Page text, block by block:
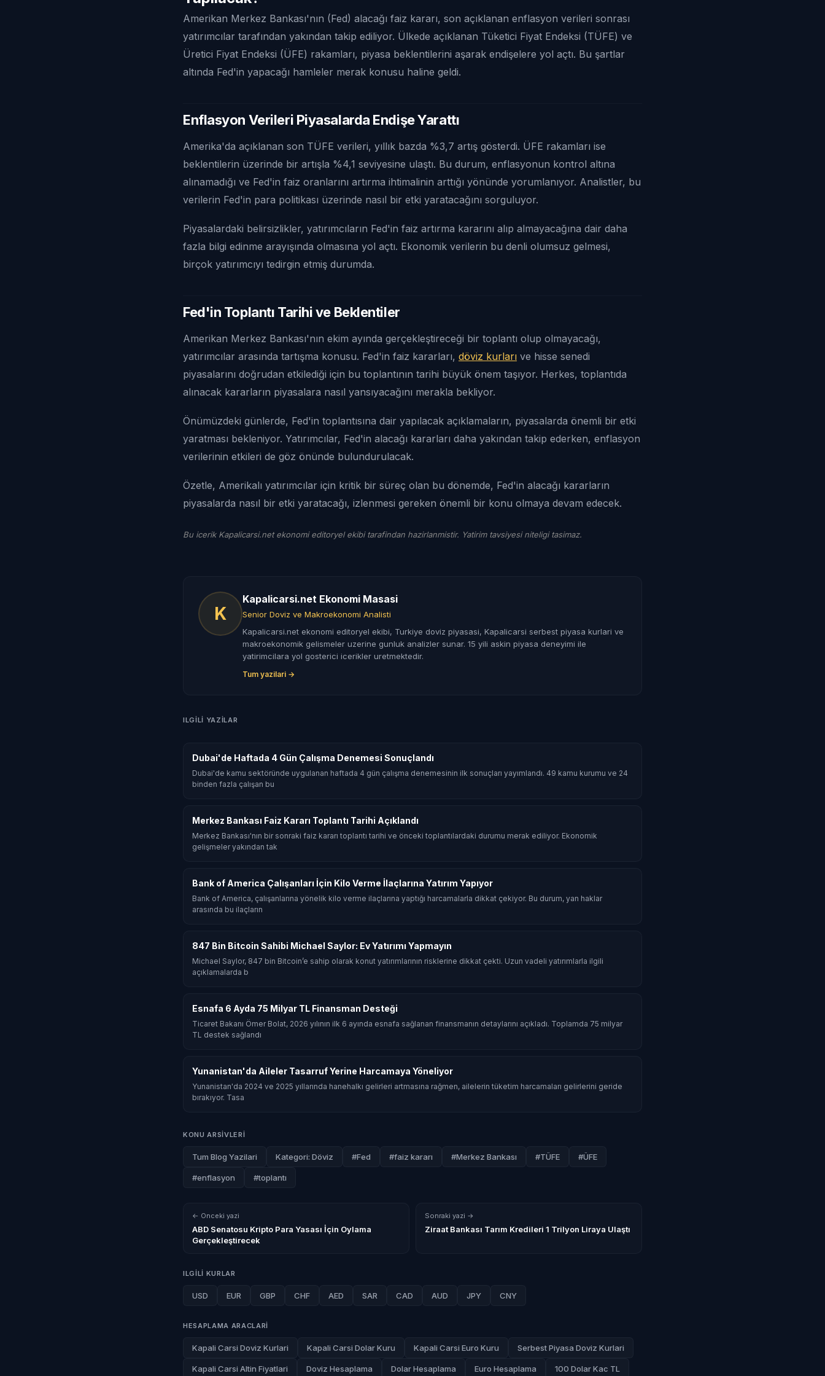
Amerikan Merkez Bankası'nın (Fed) alacağı faiz kararı, son açıklanan enflasyon verileri sonrası
yatırımcılar tarafından yakından takip ediliyor. Ülkede açıklanan Tüketici Fiyat Endeksi (TÜFE) ve
Üretici Fiyat Endeksi (ÜFE) rakamları, piyasa beklentilerini aşarak endişelere yol açtı. Bu şartlar
altında Fed'in yapacağı hamleler merak konusu haline geldi.
Enflasyon Verileri Piyasalarda Endişe Yarattı
Amerika'da açıklanan son TÜFE verileri, yıllık bazda %3,7 artış gösterdi. ÜFE rakamları ise
beklentilerin üzerinde bir artışla %4,1 seviyesine ulaştı. Bu durum, enflasyonun kontrol altına
alınamadığı ve Fed'in faiz oranlarını artırma ihtimalinin arttığı yönünde yorumlanıyor. Analistler, bu
verilerin Fed'in para politikası üzerinde nasıl bir etki yaratacağını sorguluyor.
Piyasalardaki belirsizlikler, yatırımcıların Fed'in faiz artırma kararını alıp almayacağına dair daha
fazla bilgi edinme arayışında olmasına yol açtı. Ekonomik verilerin bu denli olumsuz gelmesi,
birçok yatırımcıyı tedirgin etmiş durumda.
Fed'in Toplantı Tarihi ve Beklentiler
Amerikan Merkez Bankası'nın ekim ayında gerçekleştireceği bir toplantı olup olmayacağı,
yatırımcılar arasında tartışma konusu. Fed'in faiz kararları, döviz kurları ve hisse senedi
piyasalarını doğrudan etkilediği için bu toplantının tarihi büyük önem taşıyor. Herkes, toplantıda
alınacak kararların piyasalara nasıl yansıyacağını merakla bekliyor.
Önümüzdeki günlerde, Fed'in toplantısına dair yapılacak açıklamaların, piyasalarda önemli bir etki
yaratması bekleniyor. Yatırımcılar, Fed'in alacağı kararları daha yakından takip ederken, enflasyon
verilerinin etkileri de göz önünde bulundurulacak.
Özetle, Amerikalı yatırımcılar için kritik bir süreç olan bu dönemde, Fed'in alacağı kararların
piyasalarda nasıl bir etki yaratacağı, izlenmesi gereken önemli bir konu olmaya devam edecek.
Bu icerik Kapalicarsi.net ekonomi editoryel ekibi tarafindan hazirlanmistir. Yatirim tavsiyesi niteligi tasimaz.
K
Kapalicarsi.net Ekonomi Masasi
Senior Doviz ve Makroekonomi Analisti
Kapalicarsi.net ekonomi editoryel ekibi, Turkiye doviz piyasasi, Kapalicarsi serbest piyasa kurlari ve
makroekonomik gelismeler uzerine gunluk analizler sunar. 15 yili askin piyasa deneyimi ile
yatirimcilara yol gosterici icerikler uretmektedir.
Tum yazilari →
ILGILI YAZILAR
Dubai'de Haftada 4 Gün Çalışma Denemesi Sonuçlandı
Dubai'de kamu sektöründe uygulanan haftada 4 gün çalışma denemesinin ilk sonuçları yayımlandı. 49 kamu kurumu ve 24
binden fazla çalışan bu
Merkez Bankası Faiz Kararı Toplantı Tarihi Açıklandı
Merkez Bankası'nın bir sonraki faiz kararı toplantı tarihi ve önceki toplantılardaki durumu merak ediliyor. Ekonomik
gelişmeler yakından tak
Bank of America Çalışanları İçin Kilo Verme İlaçlarına Yatırım Yapıyor
Bank of America, çalışanlarına yönelik kilo verme ilaçlarına yaptığı harcamalarla dikkat çekiyor. Bu durum, yan haklar
arasında bu ilaçların
847 Bin Bitcoin Sahibi Michael Saylor: Ev Yatırımı Yapmayın
Michael Saylor, 847 bin Bitcoin’e sahip olarak konut yatırımlarının risklerine dikkat çekti. Uzun vadeli yatırımlarla ilgili
açıklamalarda b
Esnafa 6 Ayda 75 Milyar TL Finansman Desteği
Ticaret Bakanı Ömer Bolat, 2026 yılının ilk 6 ayında esnafa sağlanan finansmanın detaylarını açıkladı. Toplamda 75 milyar
TL destek sağlandı
Yunanistan'da Aileler Tasarruf Yerine Harcamaya Yöneliyor
Yunanistan'da 2024 ve 2025 yıllarında hanehalkı gelirleri artmasına rağmen, ailelerin tüketim harcamaları gelirlerini geride
bırakıyor. Tasa
KONU ARSIVLERI
Tum Blog Yazilari Kategori: Döviz #Fed #faiz kararı #Merkez Bankası #TÜFE #ÜFE
#enflasyon #toplantı
← Onceki yazi
ABD Senatosu Kripto Para Yasası İçin Oylama
Gerçekleştirecek
Sonraki yazi →
Ziraat Bankası Tarım Kredileri 1 Trilyon Liraya Ulaştı
ILGILI KURLAR
USD EUR GBP CHF AED SAR CAD AUD JPY CNY
HESAPLAMA ARACLARI
Kapali Carsi Doviz Kurlari Kapali Carsi Dolar Kuru Kapali Carsi Euro Kuru Serbest Piyasa Doviz Kurlari
Kapali Carsi Altin Fiyatlari Doviz Hesaplama Dolar Hesaplama Euro Hesaplama 100 Dolar Kac TL